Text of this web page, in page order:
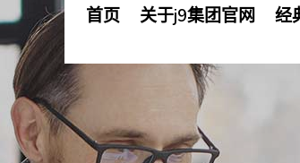
首页 关于j9集团官网 经